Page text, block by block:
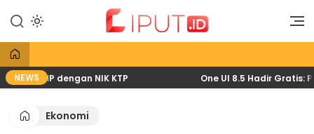
konten
Liput
Liputan Digital
NEWS
HP dengan NIK KTP One UI 8.5 Hadir Gratis:
Ekonomi